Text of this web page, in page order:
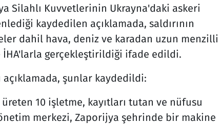
Silahlı Kuvvetlerinin Ukrayna'daki askeri
kaydedilen açıklamada, saldırının
dahil hava, deniz ve karadan uzun menzilli
İHA'larla gerçekleştirildiği ifade edildi.
açıklamada, şunlar kaydedildi:
üreten 10 işletme, kayıtları tutan ve nüfusu
merkezi, Zaporijya şehrinde bir makine